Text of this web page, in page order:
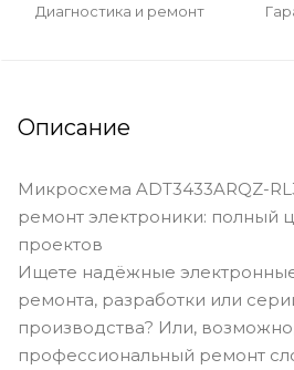
Диагностика и ремонт
Описание
Микросхема ADT3433ARQZ-
ремонт электроники: полный
проектов
Ищете надёжные
ремонта, разработки или
производства? Или,
профессиональный ремонт